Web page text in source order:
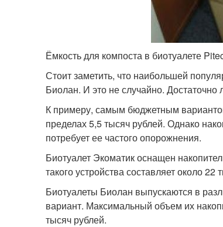
Ёмкость для компоста в биотуалете
Стоит заметить, что наибольшей
Биолан. И это не случайно. Достаточно
К примеру, самым бюджетным
пределах 5,5 тысяч рублей. Однако
потребует ее частого опорожнения.
Биотуалет Экоматик оснащен
такого устройства составляет около 22
Биотуалеты Биолан выпускаются в
вариант. Максимальный объем их
тысяч рублей.